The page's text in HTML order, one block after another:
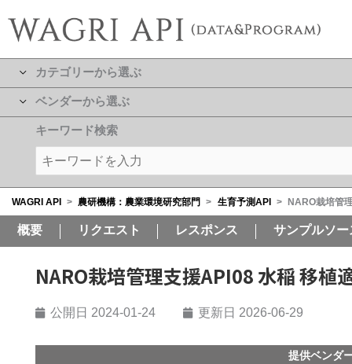
カテゴリーから選ぶ
ベンダーから選ぶ
キーワード検索
WAGRI API > 農研機構：農業環境研究部門 > 生育予測API > NARO栽培管
概要 リクエスト レスポンス サンプルソ
NARO栽培管理支援API08 水稲 移植
公開日 2024-01-24 更新日 2026-06-29
提供ベンダ